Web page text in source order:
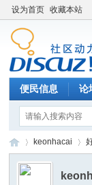
设为首页 收藏本站
便民信息 论
keonhacai